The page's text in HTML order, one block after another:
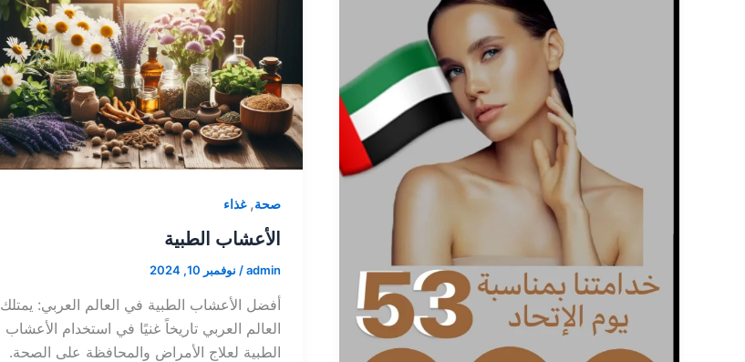
صحة,غذاء
الأعشاب الطبية
admin
/ نوفمبر 10, 2024
أفضل الأعشاب الطبية في العالم العربي: يمتلك
العالم العربي تاريخاً غنيًا في استخدام الأعشاب
الطبية لعلاج الأمراض والمحافظة على الصحة.